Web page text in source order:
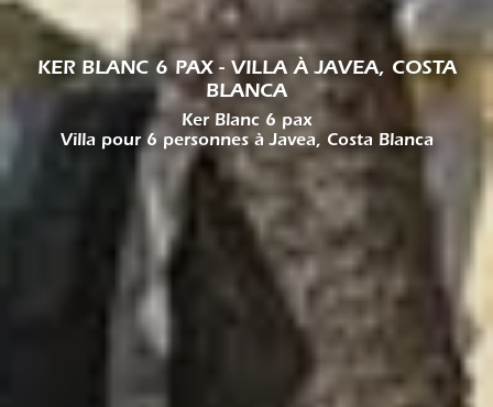
KER BLANC 6 PAX - VILLA À JAVEA, COSTA
BLANCA
Ker Blanc 6 pax
Villa pour 6 personnes à Javea, Costa Blanca